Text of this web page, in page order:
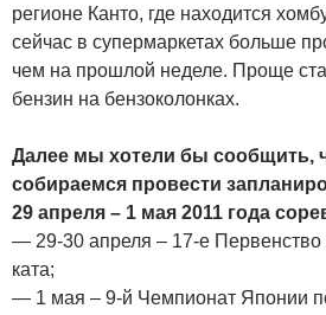
регионе Канто, где находится
сейчас в супермаркетах больше
чем на прошлой неделе. Проще
бензин на бензоколонках.
Далее мы хотели бы сообщить,
собираемся провести
29 апреля – 1 мая 2011 года
— 29-30 апреля – 17-е Первенство
ката;
— 1 мая – 9-й Чемпионат Японии